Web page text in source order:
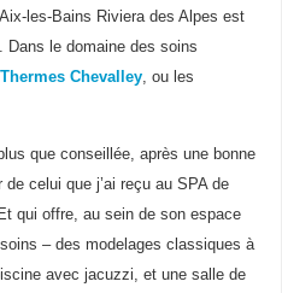
les-Bains Riviera des Alpes est
Dans le domaine des soins
Thermes Chevalley, ou les
que conseillée, après une bonne
celui que j’ai reçu au SPA de
qui offre, au sein de son espace
– des modelages classiques à
avec jacuzzi, et une salle de